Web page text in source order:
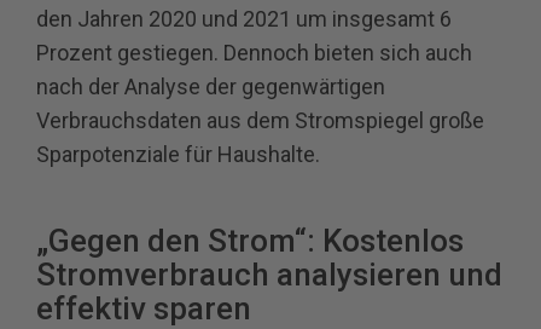
den Jahren 2020 und 2021 um insgesamt 6
Prozent gestiegen. Dennoch bieten sich auch
nach der Analyse der gegenwärtigen
Verbrauchsdaten aus dem Stromspiegel große
Sparpotenziale für Haushalte.
„Gegen den Strom“: Kostenlos
Stromverbrauch analysieren und
effektiv sparen